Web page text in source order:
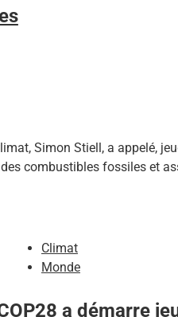
Simon Stiell, a appelé,
combustibles fossiles et
Climat
Monde
a démarre